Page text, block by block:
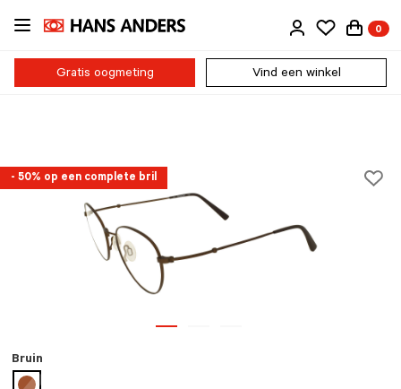
Ga
naar
inhoud
0
Gratis oogmeting Vind een winkel
- 50% op een complete bril
Bruin